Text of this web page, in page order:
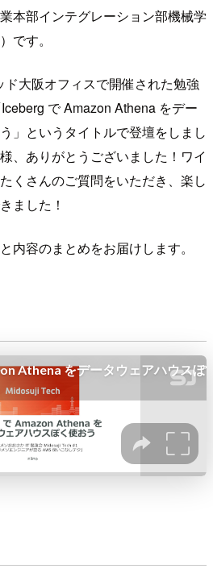
本部インテグレーション部機械学
です。
大阪オフィスで開催された勉強
で Amazon Athena をデー
」というタイトルで登壇をしまし
、ありがとうございました！ワイ
くさんのご質問をいただき、楽し
ました！
内容のまとめをお届けします。